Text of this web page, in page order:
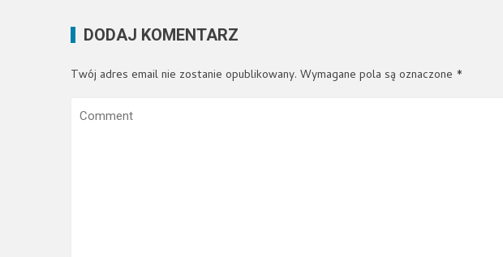
DODAJ KOMENTARZ
Twój adres email nie zostanie opublikowany. Wymagane pola są oznaczone *